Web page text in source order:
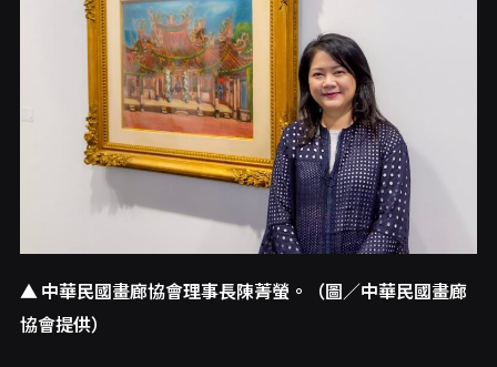
▲中華民國畫廊協會理事長陳菁螢。（圖／中華民國畫廊
協會提供）